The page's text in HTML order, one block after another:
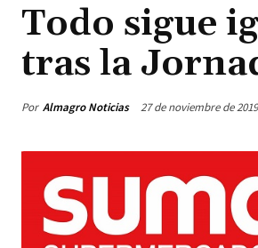
Todo sigue
tras la
Por Almagro Noticias 27 de noviembre de 2019